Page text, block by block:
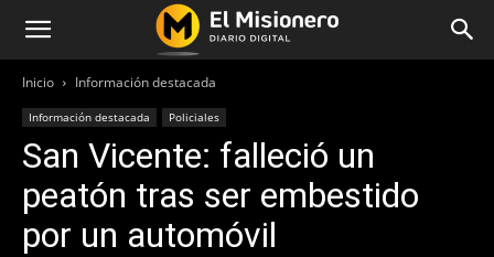
Inicio Información destacada
Información destacada Policiales
San Vicente: falleció un
peatón tras ser embestido
por un automóvil